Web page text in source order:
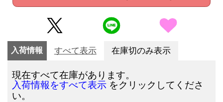
入荷情報 すべて表示 在庫切のみ表示
現在すべて在庫があります。
入荷情報をすべて表示 をクリックしてくださ
い。